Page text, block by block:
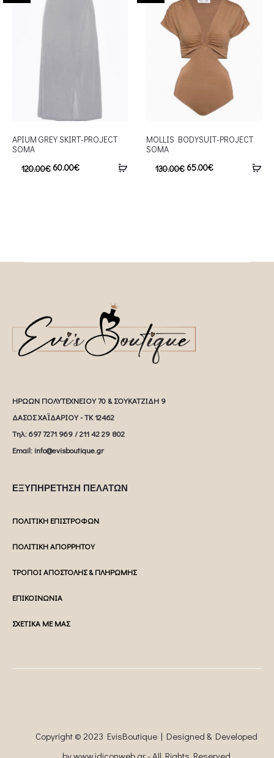
APIUM GREY SKIRT-PROJECT
SOMA
120.00€ 60.00€
MOLLIS BODYSUIT-PROJECT
SOMA
130.00€ 65.00€
ΗΡΩΩΝ ΠΟΛΥΤΕΧΝΕΙΟΥ 70 & ΣΟΥΚΑΤΖΙΔΗ 9
ΔΑΣΟΣ ΧΑΪΔΑΡΙΟΥ - ΤΚ 12462
Tηλ: 697 7271 969 / 211 42 29 802
Email: info@evisboutique.gr
ΕΞΥΠΗΡΕΤΗΣΗ ΠΕΛΑΤΩΝ
ΠΟΛΙΤΙΚΗ ΕΠΙΣΤΡΟΦΩΝ
ΠΟΛΙΤΙΚΗ ΑΠΟΡΡΗΤΟΥ
ΤΡΟΠΟΙ ΑΠΟΣΤΟΛΗΣ & ΠΛΗΡΩΜΗΣ
ΕΠΙΚΟΙΝΩΝΙΑ
ΣΧΕΤΙΚΑ ΜΕ ΜΑΣ
Copyright © 2023 EvisBoutique | Designed & Developed